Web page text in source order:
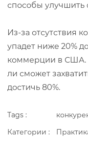
способы улучшить
Из-за отсутствия
упадет ниже 20%
коммерции в США.
ли сможет
достичь 80%.
Tags :
Категории :